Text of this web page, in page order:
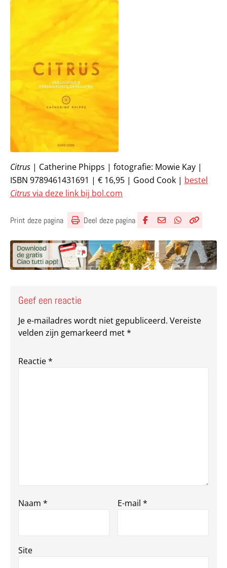
Citrus | Catherine Phipps | fotografie: Mowie Kay |
ISBN 9789461431691 | € 16,95 | Good Cook | bestel
Citrusvia deze link bij bol.com
Print deze pagina Deel deze pagina
Geef een reactie
Je e-mailadres wordt niet gepubliceerd. Vereiste
velden zijn gemarkeerd met*
Reactie*
Naam * E-mail *
Site